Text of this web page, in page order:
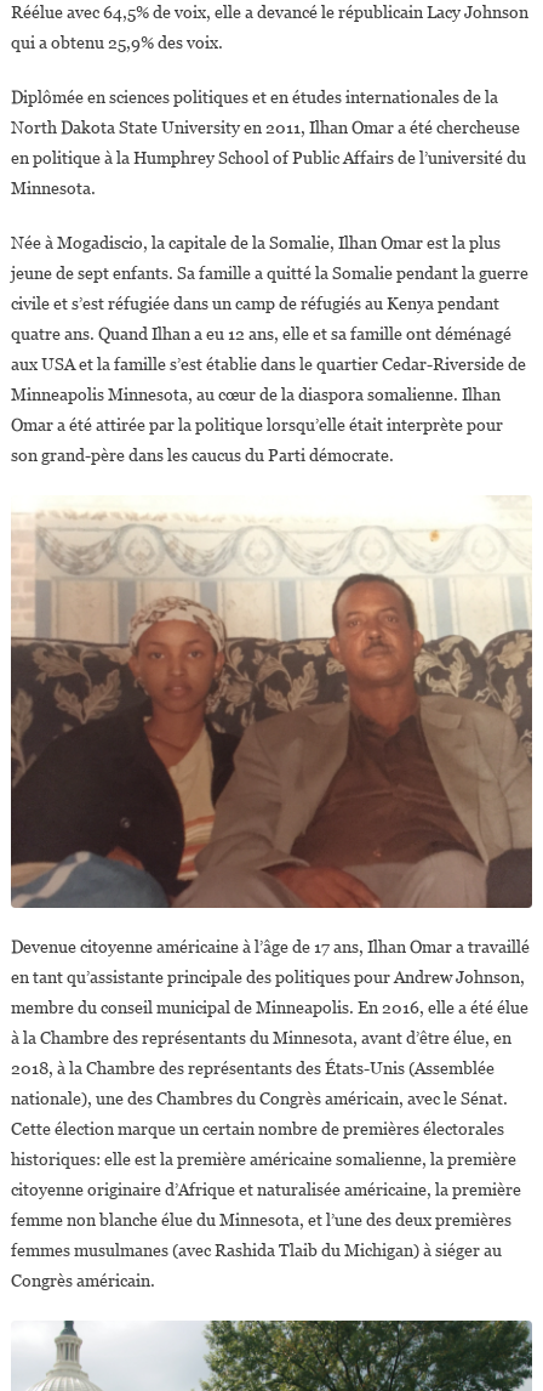
Réélue avec 64,5% de voix, elle a devancé le républicain Lacy Johnson
qui a obtenu 25,9% des voix.
Diplômée en sciences politiques et en études internationales de la
North Dakota State University en 2011, Ilhan Omar a été chercheuse
en politique à la Humphrey School of Public Affairs de l’université du
Minnesota.
Née à Mogadiscio, la capitale de la Somalie, Ilhan Omar est la plus
jeune de sept enfants. Sa famille a quitté la Somalie pendant la guerre
civile et s’est réfugiée dans un camp de réfugiés au Kenya pendant
quatre ans. Quand Ilhan a eu 12 ans, elle et sa famille ont déménagé
aux USA et la famille s’est établie dans le quartier Cedar-Riverside de
Minneapolis Minnesota, au cœur de la diaspora somalienne. Ilhan
Omar a été attirée par la politique lorsqu’elle était interprète pour
son grand-père dans les caucus du Parti démocrate.
Devenue citoyenne américaine à l’âge de 17 ans, Ilhan Omar a travaillé
en tant qu’assistante principale des politiques pour Andrew Johnson,
membre du conseil municipal de Minneapolis. En 2016, elle a été élue
à la Chambre des représentants du Minnesota, avant d’être élue, en
2018, à la Chambre des représentants des États-Unis (Assemblée
nationale), une des Chambres du Congrès américain, avec le Sénat.
Cette élection marque un certain nombre de premières électorales
historiques: elle est la première américaine somalienne, la première
citoyenne originaire d’Afrique et naturalisée américaine, la première
femme non blanche élue du Minnesota, et l’une des deux premières
femmes musulmanes (avec Rashida Tlaib du Michigan) à siéger au
Congrès américain.